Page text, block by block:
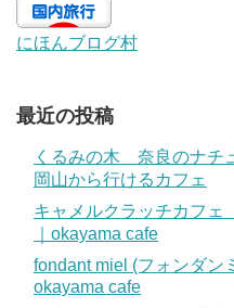
にほんブログ村
最近の投稿
くるみの木 奈良のナチ
岡山から行けるカフェ
キャメルクラッチカフ
｜okayama cafe
fondant miel (フォンダン
okayama cafe